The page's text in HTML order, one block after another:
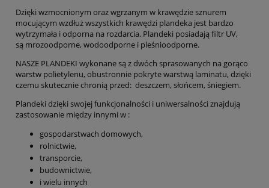
Dzięki wzmocnionym oraz wgrzanym w krawędzie sznurem
mocującym wzdłuż wszystkich krawędzi plandeka jest bardzo
wytrzymała i odporna na rozdarcia. Plandeki posiadają filtr UV,
są mrozoodporne, wodoodporne i pleśnioodporne.
NASZE PLANDEKI wykonane są z dwóch sprasowanych na gorąco
warstw polietylenu, obustronnie pokryte warstwą laminatu, dzięki
czemu skutecznie chronią przed: deszczem, słońcem, śniegiem.
Plandeki dzięki swojej funkcjonalności i uniwersalności znajdują
zastosowanie między innymi w :
gospodarstwach domowych,
rolnictwie,
transporcie,
budownictwie,
i wielu innych